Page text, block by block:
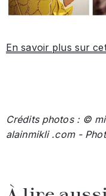
En savoir plus sur
Crédits photos : ©
alainmikli .com -